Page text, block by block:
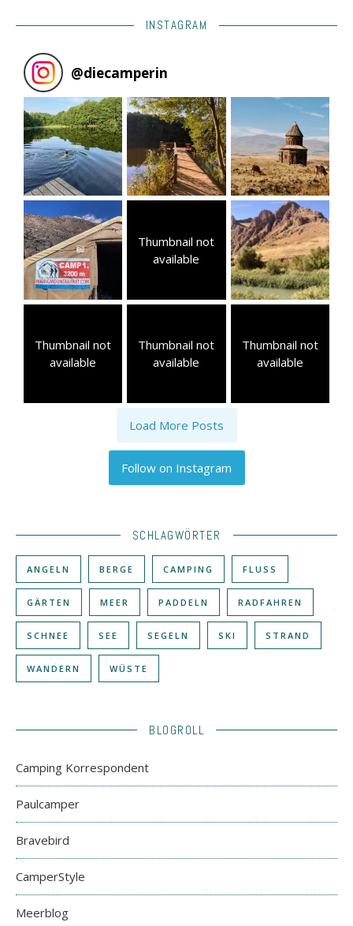
INSTAGRAM
@diecamperin
Thumbnail not
available
Thumbnail not
available
Thumbnail not
available
Thumbnail not
available
Load More Posts
Follow on Instagram
SCHLAGWÖRTER
ANGELN BERGE CAMPING FLUSS
GÄRTEN MEER PADDELN RADFAHREN
SCHNEE SEE SEGELN SKI STRAND
WANDERN WÜSTE
BLOGROLL
Camping Korrespondent
Paulcamper
Bravebird
CamperStyle
Meerblog